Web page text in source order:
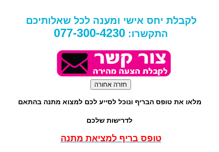
לקבלת יחס אישי ומענה לכל שאלותיכם
התקשרו: 077-300-4230
מלאו את טופס הבריף ונוכל לסייע לכם למצוא מתנה בהתאם
לדרישות שלכם
טופס בריף למציאת מתנה